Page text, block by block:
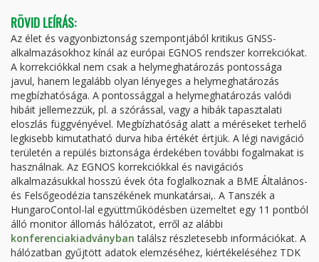
RÖVID LEÍRÁS:
Az élet és vagyonbiztonság szempontjából kritikus GNSS-
alkalmazásokhoz kínál az európai EGNOS rendszer korrekciókat.
A korrekciókkal nem csak a helymeghatározás pontossága
javul, hanem legalább olyan lényeges a helymeghatározás
megbízhatósága. A pontossággal a helymeghatározás valódi
hibáit jellemezzük, pl. a szórással, vagy a hibák tapasztalati
eloszlás függvényével. Megbízhatóság alatt a méréseket terhelő
legkisebb kimutatható durva hiba értékét értjük. A légi navigáció
területén a repülés biztonsága érdekében további fogalmakat is
használnak. Az EGNOS korrekciókkal és navigációs
alkalmazásukkal hosszú évek óta foglalkoznak a BME Általános-
és Felsőgeodézia tanszékének munkatársai,. A Tanszék a
HungaroContol-lal együttműködésben üzemeltet egy 11 pontból
álló monitor állomás hálózatot, erről az alábbi
konferenciakiadványbantalálsz részletesebb információkat. A
hálózatban gyűjtött adatok elemzéséhez, kiértékeléséhez TDK